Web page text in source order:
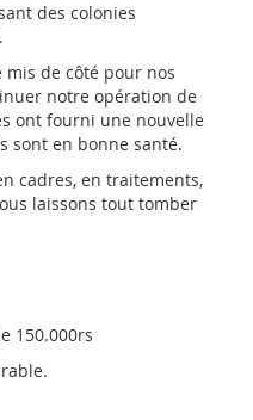
des colonies
de côté pour nos
notre opération de
ont fourni une nouvelle
sont en bonne santé.
cadres, en traitements,
laissons tout tomber
150.000rs